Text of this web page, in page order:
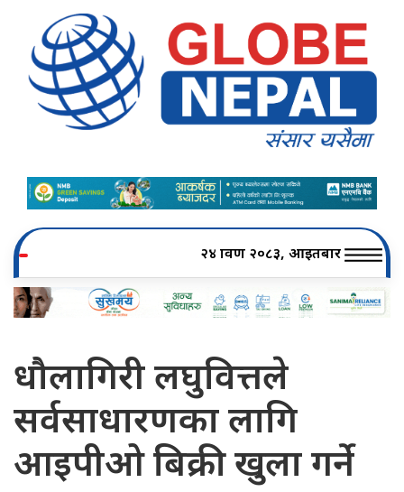
२४ श्रावण २०८३, आइतबार
धौलागिरी लघुवित्तले
सर्वसाधारणका लागि
आइपीओ बिक्री खुला गर्ने